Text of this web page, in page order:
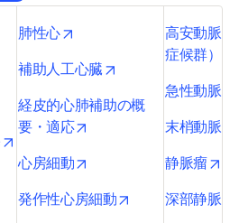
new tab/window
in new tab/window
in new tab/window
opens in new tab/window
肺性心 opens in new tab/window
補助人工心臓 opens in new tab/
経皮的心肺補助の概
要・適応
opens in new tab/window
心房細動 opens in new tab/window
発作性心房細動 opens in new tab/
高安動脈炎
症候群）
急性動脈閉
末梢動脈疾
静脈瘤
深部静脈血